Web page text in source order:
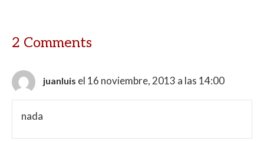
2 Comments
juanluis el 16 noviembre, 2013 a las 14:00
nada